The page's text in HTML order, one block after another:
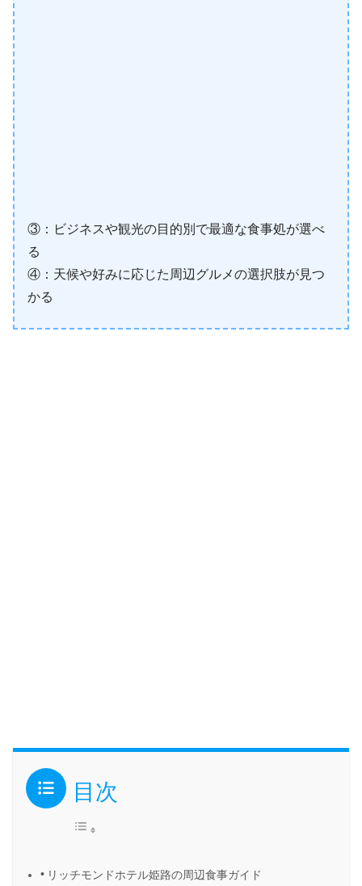
③：ビジネスや観光の目的別で最適な食事処が選べ
る
④：天候や好みに応じた周辺グルメの選択肢が見つ
かる
目次
リッチモンドホテル姫路の周辺食事ガイド